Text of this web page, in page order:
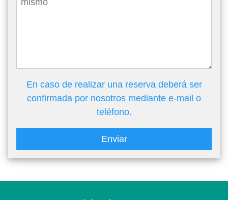
En caso de realizar una reserva deberá ser
confirmada por nosotros mediante e-mail o
teléfono.
Enviar